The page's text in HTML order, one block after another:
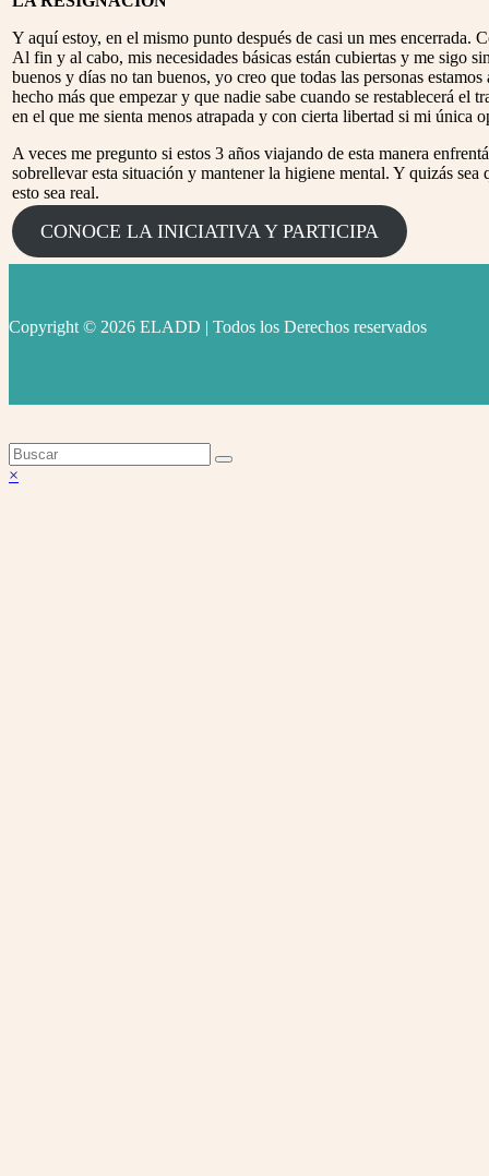
Y aquí estoy, en el mismo punto después de casi un mes encerrada.
Al fin y al cabo, mis necesidades básicas están cubiertas y me sigo
buenos y días no tan buenos, yo creo que todas las personas
hecho más que empezar y que nadie sabe cuando se restablecerá
en el que me sienta menos atrapada y con cierta libertad si mi única
A veces me pregunto si estos 3 años viajando de esta manera
sobrellevar esta situación y mantener la higiene mental. Y quizás
esto sea real.
CONOCE LA INICIATIVA Y PARTICIPA
Copyright © 2026 ELADD | Todos los Derechos reservados
Volver
×